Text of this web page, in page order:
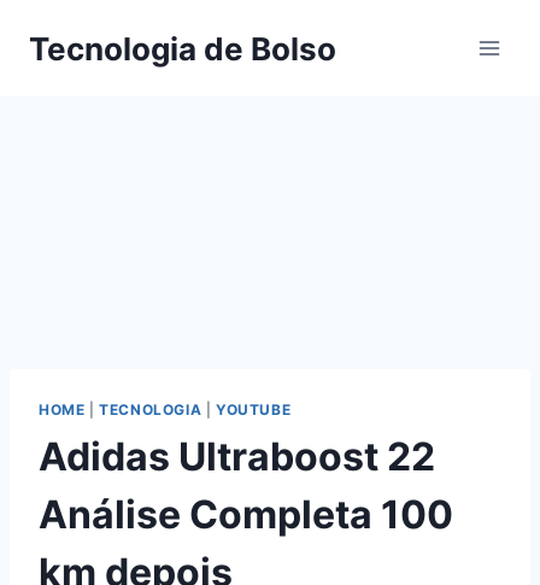
Tecnologia de Bolso
HOME |TECNOLOGIA YOUTUBE
Adidas Ultraboost 22
Análise Completa 100
km depois